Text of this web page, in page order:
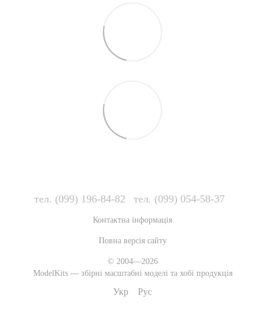
тел. (099) 196-84-82 тел. (099) 054-58-37
Контактна інформація
Повна версія сайту
© 2004—2026
ModelKits — збірні масштабні моделі та хобі продукція
Укр Рус